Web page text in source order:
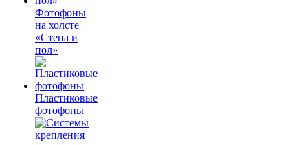
Фотофоны
на холсте
«Стена и
пол»
Пластиковые
фотофоны